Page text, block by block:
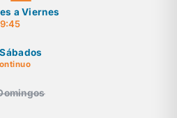
a Viernes
Sábados